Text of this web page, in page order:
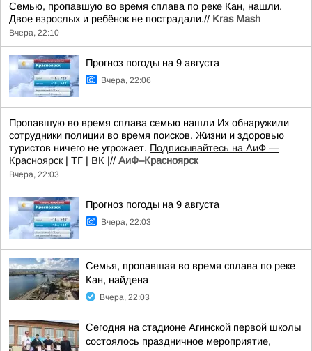
Семью, пропавшую во время сплава по реке Кан, нашли.
Двое взрослых и ребёнок не пострадали.// Kras Mash
Вчера, 22:10
Прогноз погоды на 9 августа
Вчера, 22:06
Пропавшую во время сплава семью нашли Их обнаружили
сотрудники полиции во время поисков. Жизни и здоровью
туристов ничего не угрожает. Подписывайтесь на АиФ —
Красноярск| ТГ | ВК |// АиФ–Красноярск
Вчера, 22:03
Прогноз погоды на 9 августа
Вчера, 22:03
Семья, пропавшая во время сплава по реке
Кан, найдена
Вчера, 22:03
Сегодня на стадионе Агинской первой школы
состоялось праздничное мероприятие,